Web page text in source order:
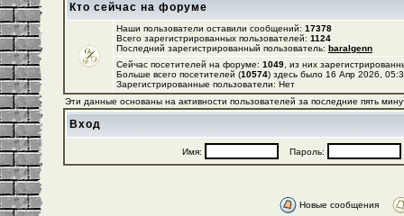
Кто сейчас на форуме
Наши пользователи оставили сообщений: 17378
Всего зарегистрированных пользователей: 1124
Последний зарегистрированный пользователь: baralgenn
Сейчас посетителей на форуме: 1049 , из них
Больше всего посетителей (10574) здесь было 16 Апр 2026,
Зарегистрированные пользователи: Нет
Эти данные основаны на активности пользователей за последние пять
Вход
Имя: Пароль:
Новые сообщения